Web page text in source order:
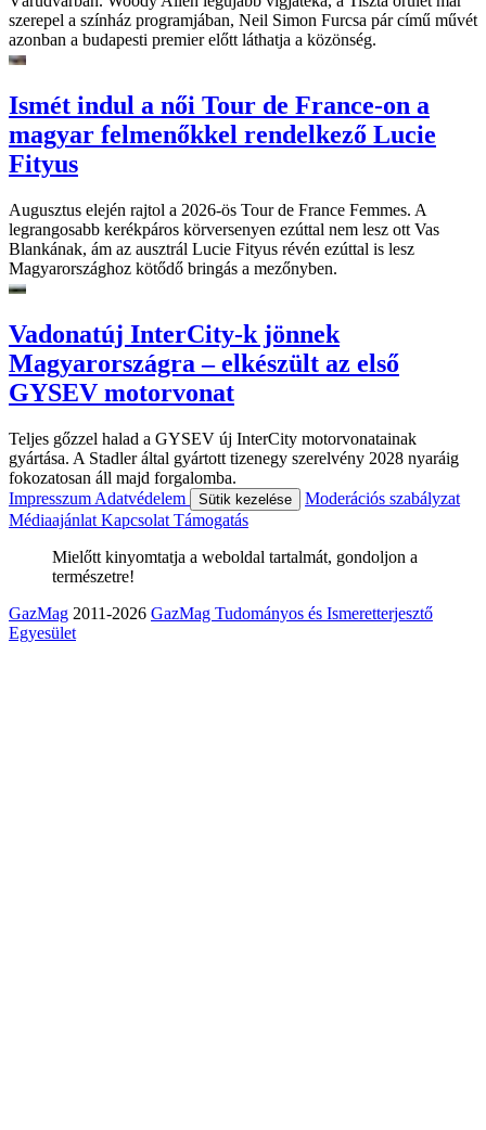
szerepel a színház programjában, Neil Simon Furcsa pár című művét
azonban a budapesti premier előtt láthatja a közönség.
Ismét indul a női Tour de France-on a
magyar felmenőkkel rendelkező Lucie
Fityus
Augusztus elején rajtol a 2026-ös Tour de France Femmes. A
legrangosabb kerékpáros körversenyen ezúttal nem lesz ott Vas
Blankának, ám az ausztrál Lucie Fityus révén ezúttal is lesz
Magyarországhoz kötődő bringás a mezőnyben.
Vadonatúj InterCity-k jönnek
Magyarországra – elkészült az első
GYSEV motorvonat
Teljes gőzzel halad a GYSEV új InterCity motorvonatainak
gyártása. A Stadler által gyártott tizenegy szerelvény 2028 nyaráig
fokozatosan áll majd forgalomba.
Impresszum Adatvédelem Sütik kezelése
Moderációs szabályzat
Médiaajánlat Kapcsolat Támogatás
Mielőtt kinyomtatja a weboldal tartalmát, gondoljon a
természetre!
GazMag 2011-2026 GazMag Tudományos és Ismeretterjesztő
Egyesület